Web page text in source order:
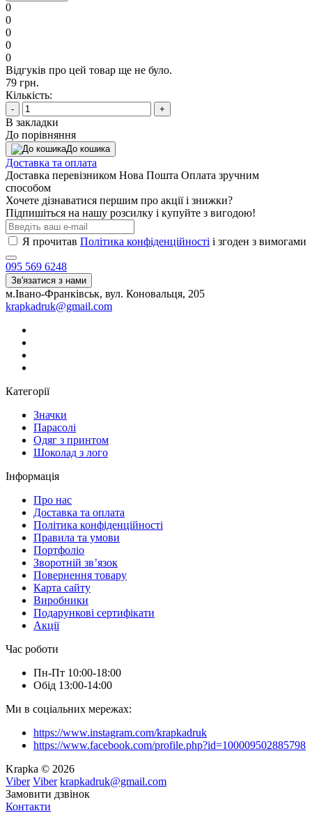
0
0
0
0
0
Відгуків про цей товар ще не було.
79 грн.
Кількість:
- +
В закладки
До порівняння
До кошика
Доставка та оплата
Доставка перевізником Нова Пошта Оплата зручним
способом
Хочете дізнаватися першим про акції і знижки?
Підпишіться на нашу розсилку і купуйте з вигодою!
Я прочитав Політика конфіденційності і згоден з вимогами
095 569 6248
Зв'язатися з нами
м.Івано-Франківськ, вул. Коновальця, 205
krapkadruk@gmail.com
Категорії
Значки
Парасолі
Одяг з принтом
Шоколад з лого
Інформація
Про нас
Доставка та оплата
Політика конфіденційності
Правила та умови
Портфоліо
Зворотній зв’язок
Повернення товару
Карта сайту
Виробники
Подарункові сертифікати
Акції
Час роботи
Пн-Пт 10:00-18:00
Обід 13:00-14:00
Ми в соціальних мережах:
https://www.instagram.com/krapkadruk
https://www.facebook.com/profile.php?id=100009502885798
Krapka © 2026
Viber Viber krapkadruk@gmail.com
Замовити дзвінок
Контакти